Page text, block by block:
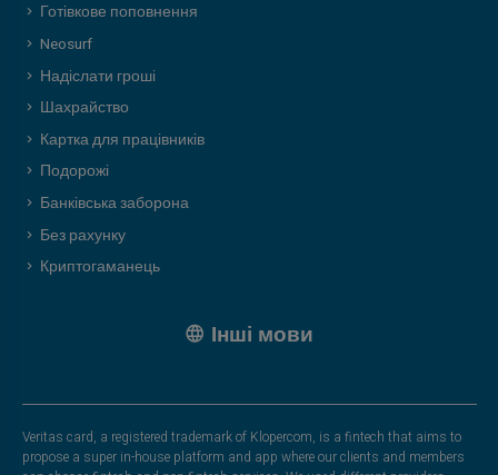
Готівкове поповнення
Neosurf
Надіслати гроші
Шахрайство
Картка для працівників
Подорожі
Банківська заборона
Без рахунку
Криптогаманець
Інші мови
Veritas card, a registered trademark of Klopercom, is a fintech that aims to
propose a super in-house platform and app where our clients and members